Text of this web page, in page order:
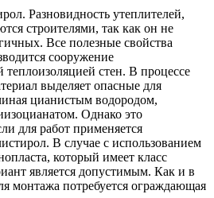
Разновидность утеплителей,
строителями, так как он не
Все полезные свойства
сооружение
теплоизоляцией стен. В процессе
выделяет опасные для
цианистым водородом,
Однако это
для работ применяется
В случае с использованием
который имеет класс
является допустимым. Как и в
монтажа потребуется ограждающая